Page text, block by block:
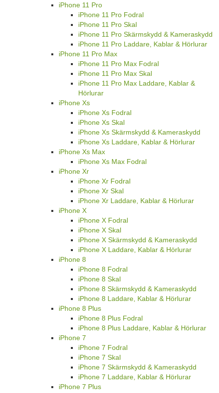
iPhone 11 Pro
iPhone 11 Pro Fodral
iPhone 11 Pro Skal
iPhone 11 Pro Skärmskydd & Kameraskydd
iPhone 11 Pro Laddare, Kablar & Hörlurar
iPhone 11 Pro Max
iPhone 11 Pro Max Fodral
iPhone 11 Pro Max Skal
iPhone 11 Pro Max Laddare, Kablar &
Hörlurar
iPhone Xs
iPhone Xs Fodral
iPhone Xs Skal
iPhone Xs Skärmskydd & Kameraskydd
iPhone Xs Laddare, Kablar & Hörlurar
iPhone Xs Max
iPhone Xs Max Fodral
iPhone Xr
iPhone Xr Fodral
iPhone Xr Skal
iPhone Xr Laddare, Kablar & Hörlurar
iPhone X
iPhone X Fodral
iPhone X Skal
iPhone X Skärmskydd & Kameraskydd
iPhone X Laddare, Kablar & Hörlurar
iPhone 8
iPhone 8 Fodral
iPhone 8 Skal
iPhone 8 Skärmskydd & Kameraskydd
iPhone 8 Laddare, Kablar & Hörlurar
iPhone 8 Plus
iPhone 8 Plus Fodral
iPhone 8 Plus Laddare, Kablar & Hörlurar
iPhone 7
iPhone 7 Fodral
iPhone 7 Skal
iPhone 7 Skärmskydd & Kameraskydd
iPhone 7 Laddare, Kablar & Hörlurar
iPhone 7 Plus